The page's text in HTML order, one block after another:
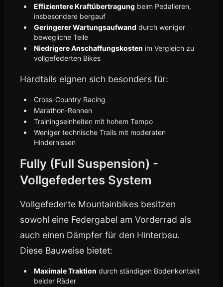
Effizientere Kraftübertragung beim Pedalieren,
insbesondere bergauf
Geringerer Wartungsaufwand durch weniger
bewegliche Teile
Niedrigere Anschaffungskosten im Vergleich zu
vollgefederten Bikes
Hardtails eignen sich besonders für:
Cross-Country Racing
Marathon-Rennen
Trainingseinheiten mit hohem Tempo
Weniger technische Trails mit moderaten
Hindernissen
Fully (Full Suspension) -
Vollgefedertes System
Vollgefederte Mountainbikes besitzen
sowohl eine Federgabel am Vorderrad als
auch einen Dämpfer für den Hinterbau.
Diese Bauweise bietet:
Maximale Traktion durch ständigen Bodenkontakt
beider Räder